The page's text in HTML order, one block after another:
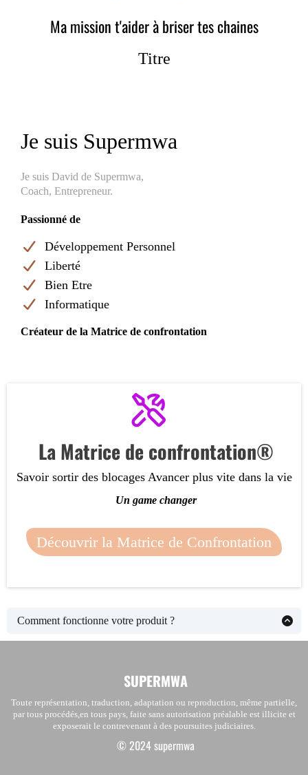
Ma mission t'aider à briser tes chaines
Titre
Je suis Supermwa
Je suis David de Supermwa,
Coach, Entrepreneur.
Passionné de
Développement Personnel
Liberté
Bien Etre
Informatique
Créateur de la Matrice de confrontation
La Matrice de confrontation®
Savoir sortir des blocages Avancer plus vite dans la vie
Un game changer
Découvrir la Matrice de Confrontation
Comment fonctionne votre produit ?
SUPERMWA
Toute représentation, traduction, adaptation ou reproduction, même partielle,
par tous procédés,en tous pays, faite sans autorisation préalable est illicite et
exposerait le contrevenant à des poursuites judiciaires.
© 2024 supermwa